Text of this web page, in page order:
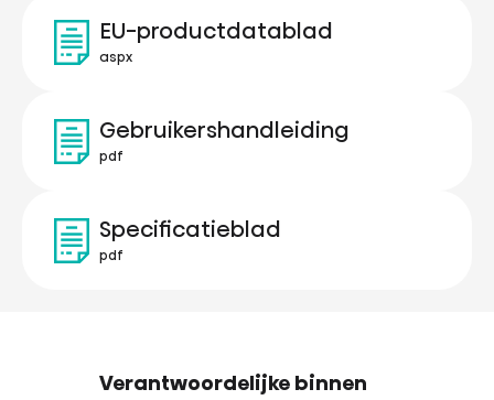
EU-productdatablad
aspx
Gebruikershandleiding
pdf
Specificatieblad
pdf
Verantwoordelijke binnen